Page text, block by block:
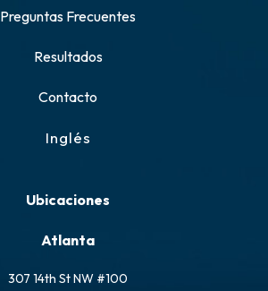
Preguntas Frecuentes
Resultados
Contacto
Inglés
Ubicaciones
Atlanta
307 14th St NW #100